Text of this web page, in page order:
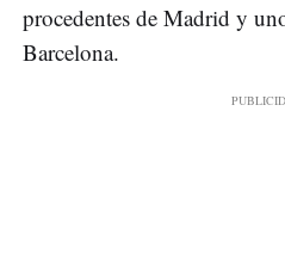
procedentes de Madrid y
Barcelona.